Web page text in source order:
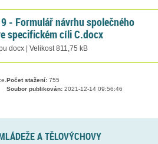
- Formulář návrhu společného
specifickém cíli C.docx
docx | Velikost 811,75 kB
Počet stažení:755
Soubor publikován:2021-12-14 09:56:46
A TĚLOVÝCHOVY